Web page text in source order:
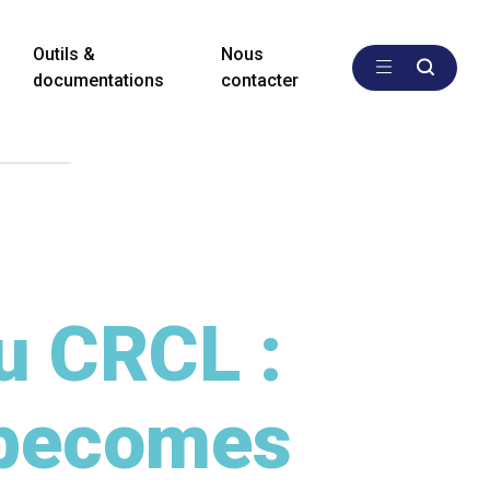
Outils &
documentations
Nous
contacter
CRCL :